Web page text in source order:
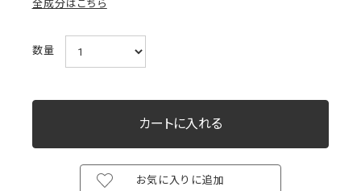
全成分はこちら
数量
お気に入りに追加